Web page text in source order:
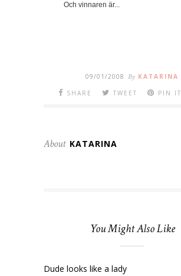
Och vinnaren är...
09/01/2008 By KATARINA
SHARE
TWEET PIN IT
About KATARINA
You Might Also Like
Dude looks like a lady